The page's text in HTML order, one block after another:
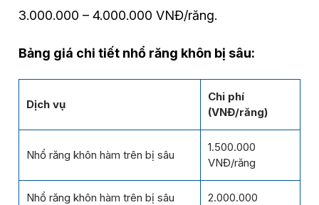
3.000.000 – 4.000.000 VNĐ/răng.
Bảng giá chi tiết nhổ răng khôn bị sâu:
Dịch vụ
Chi phí
(VNĐ/răng)
Nhổ răng khôn hàm trên bị sâu
1.500.000
VNĐ/răng
Nhổ răng khôn hàm trên bị sâu
2.000.000